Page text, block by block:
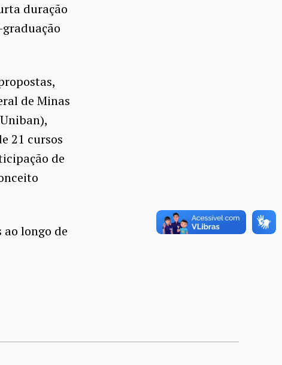
duração
de Minas
21 cursos
de
longo de